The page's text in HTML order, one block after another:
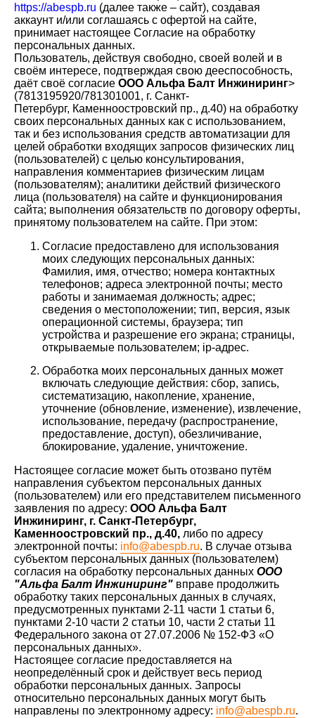
https://abespb.ru (далее также – сайт), создавая
аккаунт и/или соглашаясь с офертой на сайте,
принимает настоящее Согласие на обработку
персональных данных.
Пользователь, действуя свободно, своей волей и в
своём интересе, подтверждая свою дееспособность,
даёт своё согласие ООО Альфа Балт Инжиниринг>
(7813195920/781301001, г. Санкт-
Петербург, Каменноостровский пр., д.40) на обработку
своих персональных данных как с использованием,
так и без использования средств автоматизации для
целей обработки входящих запросов физических лиц
(пользователей) с целью консультирования,
направления комментариев физическим лицам
(пользователям); аналитики действий физического
лица (пользователя) на сайте и функционирования
сайта; выполнения обязательств по договору оферты,
принятому пользователем на сайте. При этом:
Согласие предоставлено для использования
моих следующих персональных данных:
Фамилия, имя, отчество; номера контактных
телефонов; адреса электронной почты; место
работы и занимаемая должность; адрес;
сведения о местоположении; тип, версия, язык
операционной системы, браузера; тип
устройства и разрешение его экрана; страницы,
открываемые пользователем; ip-адрес.
Обработка моих персональных данных может
включать следующие действия: сбор, запись,
систематизацию, накопление, хранение,
уточнение (обновление, изменение), извлечение,
использование, передачу (распространение,
предоставление, доступ), обезличивание,
блокирование, удаление, уничтожение.
Настоящее согласие может быть отозвано путём
направления субъектом персональных данных
(пользователем) или его представителем письменного
заявления по адресу: ООО Альфа Балт
Инжиниринг, г. Санкт-Петербург,
Каменноостровский пр., д.40, либо по адресу
электронной почты: info@abespb.ru. В случае отзыва
субъектом персональных данных (пользователем)
согласия на обработку персональных данных ООО
"Альфа Балт Инжиниринг" вправе продолжить
обработку таких персональных данных в случаях,
предусмотренных пунктами 2-11 части 1 статьи 6,
пунктами 2-10 части 2 статьи 10, части 2 статьи 11
Федерального закона от 27.07.2006 № 152-ФЗ «О
персональных данных».
Настоящее согласие предоставляется на
неопределённый срок и действует весь период
обработки персональных данных. Запросы
относительно персональных данных могут быть
направлены по электронному адресу: info@abespb.ru.